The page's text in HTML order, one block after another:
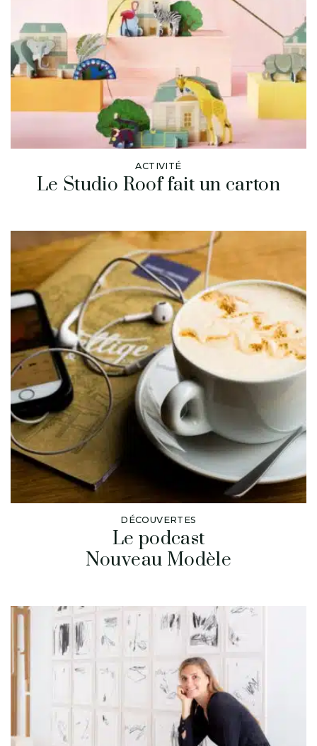
ACTIVITÉ
Le Studio Roof fait un carton
DÉCOUVERTES
Le podcast
Nouveau Modèle